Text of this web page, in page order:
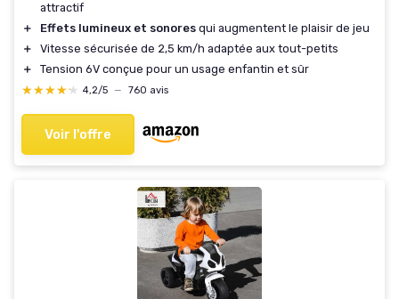
attractif
＋
Effets lumineux et sonores qui augmentent le plaisir de jeu
＋
Vitesse sécurisée de 2,5 km/h adaptée aux tout-petits
＋
Tension 6V conçue pour un usage enfantin et sûr
★★★★★
★★★★★ 4,2/5 — 760 avis
Voir l'offre